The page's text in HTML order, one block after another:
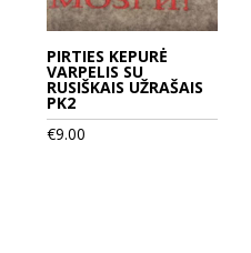
PIRTIES KEPURĖ
VARPELIS SU
RUSIŠKAIS UŽRAŠAIS
PK2
€9.00